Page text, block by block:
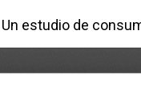
estudio de